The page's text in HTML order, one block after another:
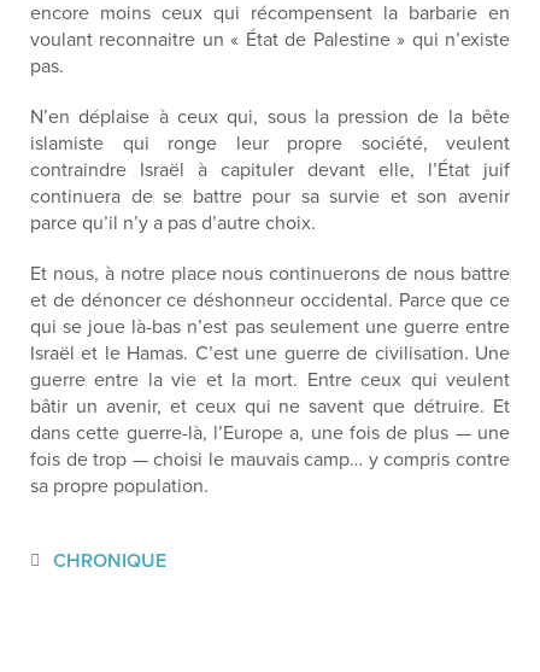
encore moins ceux qui récompensent la barbarie en
voulant reconnaitre un « État de Palestine » qui n’existe
pas.
N’en déplaise à ceux qui, sous la pression de la bête
islamiste qui ronge leur propre société, veulent
contraindre Israël à capituler devant elle, l’État juif
continuera de se battre pour sa survie et son avenir
parce qu’il n’y a pas d’autre choix.
Et nous, à notre place nous continuerons de nous battre
et de dénoncer ce déshonneur occidental. Parce que ce
qui se joue là-bas n’est pas seulement une guerre entre
Israël et le Hamas. C’est une guerre de civilisation. Une
guerre entre la vie et la mort. Entre ceux qui veulent
bâtir un avenir, et ceux qui ne savent que détruire. Et
dans cette guerre-là, l’Europe a, une fois de plus — une
fois de trop — choisi le mauvais camp… y compris contre
sa propre population.
CHRONIQUE